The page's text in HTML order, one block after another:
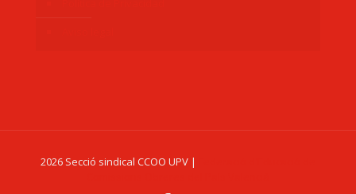
2026 Secció sindical CCOO UPV |